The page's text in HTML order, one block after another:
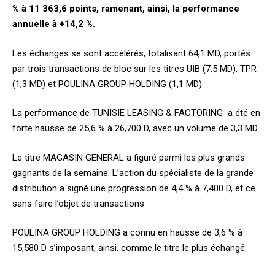
% à 11 363,6 points, ramenant, ainsi, la performance
annuelle à +14,2 %.
Les échanges se sont accélérés, totalisant 64,1 MD, portés
par trois transactions de bloc sur les titres UIB (7,5 MD), TPR
(1,3 MD) et POULINA GROUP HOLDING (1,1 MD).
La performance de TUNISIE LEASING & FACTORING a été en
forte hausse de 25,6 % à 26,700 D, avec un volume de 3,3 MD.
Le titre MAGASIN GENERAL a figuré parmi les plus grands
gagnants de la semaine. L’action du spécialiste de la grande
distribution a signé une progression de 4,4 % à 7,400 D, et ce
sans faire l’objet de transactions
POULINA GROUP HOLDING a connu en hausse de 3,6 % à
15,580 D s’imposant, ainsi, comme le titre le plus échangé